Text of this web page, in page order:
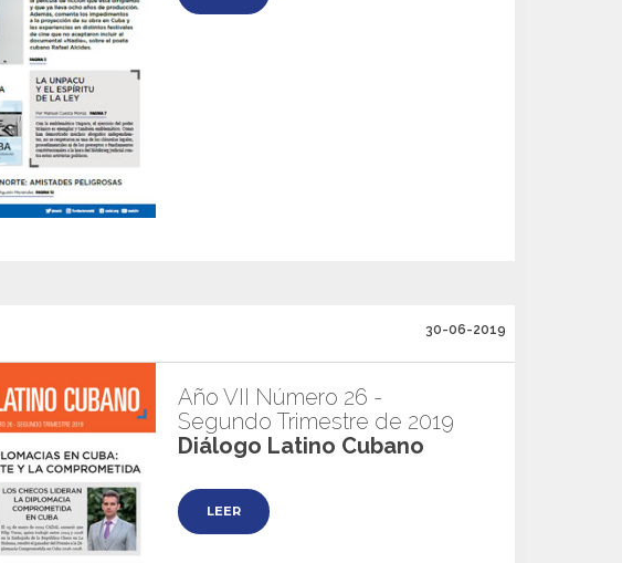
30-06-2019
Año VII Número 26 -
Segundo Trimestre de 2019
Diálogo Latino Cubano
LEER